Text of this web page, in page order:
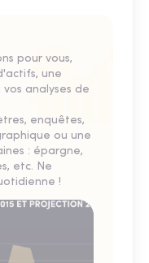
pour vous,
une
analyses de
enquêtes,
ou une
: épargne,
etc. Ne
!